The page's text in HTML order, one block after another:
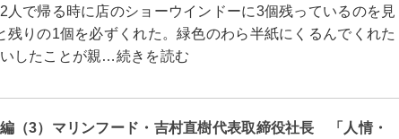
人で帰る時に店のショーウインドーに3個残っているのを見
残りの1個を必ずくれた。緑色のわら半紙にくるんでくれた
したことが親…続きを読む
（3）マリンフード・吉村直樹代表取締役社長 「人情・